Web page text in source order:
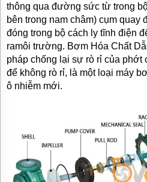
thông qua đường sức từ trong
bên trong nam châm) cụm quay
đóng trong bộ cách ly tĩnh điện
ramôi trường. Bơm Hóa Chất
pháp chống lại sự rò rỉ của
để không rò rỉ, là một loại máy
ô nhiễm mới.